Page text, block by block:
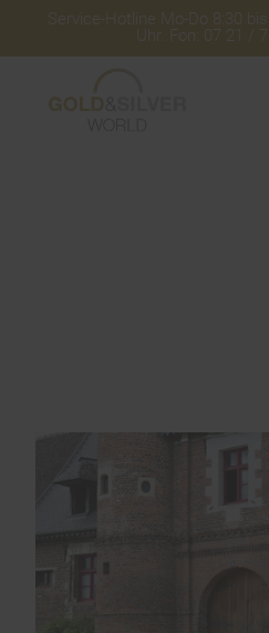
Service-Hotline Mo-Do 8:30
Uhr. Fon: 07 21 /